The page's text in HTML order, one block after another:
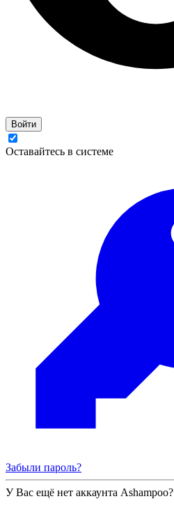
Войти
Оставайтесь в системе
Забыли пароль?
У Вас ещё нет аккаунта Ashampoo?